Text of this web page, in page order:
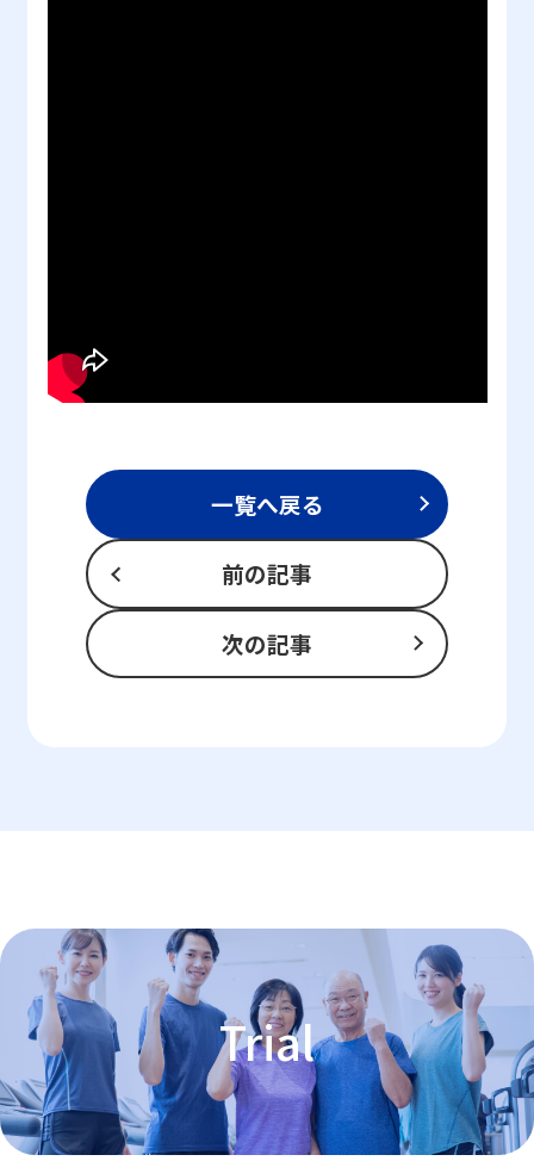
一覧へ戻る
前の記事
次の記事
Trial